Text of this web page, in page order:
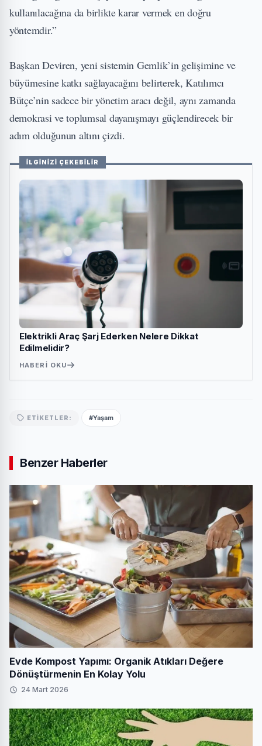
kullanılacağına da birlikte karar vermek en doğru
yöntemdir.”
Başkan Deviren, yeni sistemin Gemlik’in gelişimine ve
büyümesine katkı sağlayacağını belirterek, Katılımcı
Bütçe’nin sadece bir yönetim aracı değil, aynı zamanda
demokrasi ve toplumsal dayanışmayı güçlendirecek bir
adım olduğunun altını çizdi.
İLGİNİZİ ÇEKEBİLİR
Elektrikli Araç Şarj Ederken Nelere Dikkat
Edilmelidir?
HABERI OKU
ETIKETLER: #Yaşam
Benzer Haberler
Evde Kompost Yapımı: Organik Atıkları Değere
Dönüştürmenin En Kolay Yolu
24 Mart 2026